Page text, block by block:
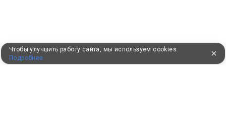
Чтобы улучшить работу сайта, мы используем cookies.
Подробнее